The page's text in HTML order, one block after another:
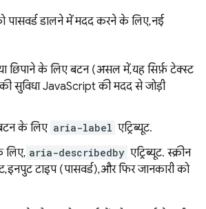
पासवर्ड डालने में मदद करने के लिए, नई
छिपाने के लिए बटन (असल में, यह सिर्फ़ टेक्स्ट
सुविधा JavaScript की मदद से जोड़ी
के लिए aria-label एट्रिब्यूट.
लिए, aria-describedby एट्रिब्यूट. स्क्रीन
इनपुट टाइप (पासवर्ड), और फिर जानकारी को